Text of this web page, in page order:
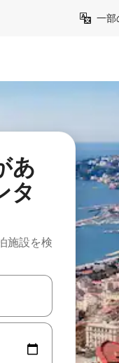
一部
あ
タ
施設を検
使って移動するか、画